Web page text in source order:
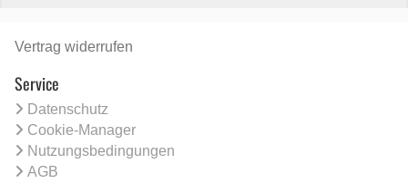
Vertrag widerrufen
Service
Datenschutz
Cookie-Manager
Nutzungsbedingungen
AGB